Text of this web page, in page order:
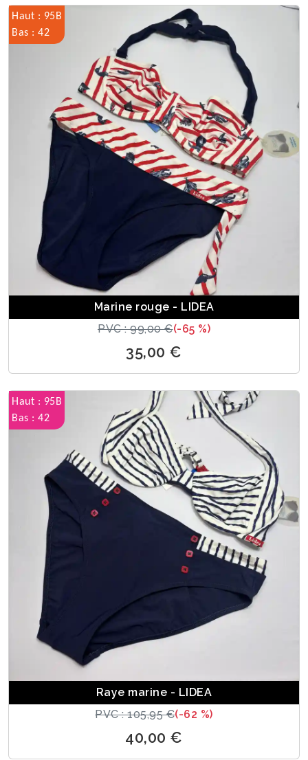
Haut : 95B
Bas : 42
Marine rouge - LIDEA
PVC : 99,00 €(-65 %)
35,00 €
Haut : 95B
Bas : 42
Raye marine - LIDEA
PVC : 105,95 €(-62 %)
40,00 €